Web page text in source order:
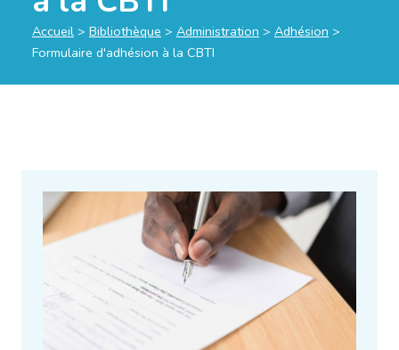
Accueil > Bibliothèque > Administration > Adhésion >
Formulaire d'adhésion à la CBTI